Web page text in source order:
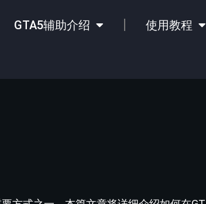
GTA5辅助介绍 使用教程